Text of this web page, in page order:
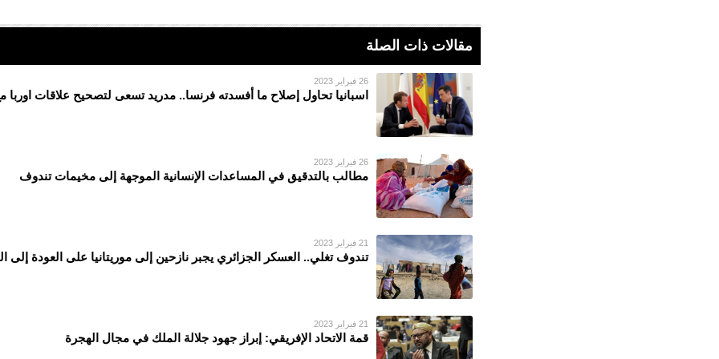
مقالات ذات الصلة
26 فبراير 2023
اسبانيا تحاول إصلاح ما أفسدته فرنسا.. مدريد تسعى لتصحيح علاقات اوربا
26 فبراير 2023
مطالب بالتدقيق في المساعدات الإنسانية الموجهة إلى مخيمات تندوف
21 فبراير 2023
تندوف تغلي.. العسكر الجزائري يجبر نازحين إلى موريتانيا على العودة إلى
21 فبراير 2023
قمة الاتحاد الإفريقي: إبراز جهود جلالة الملك في مجال الهجرة